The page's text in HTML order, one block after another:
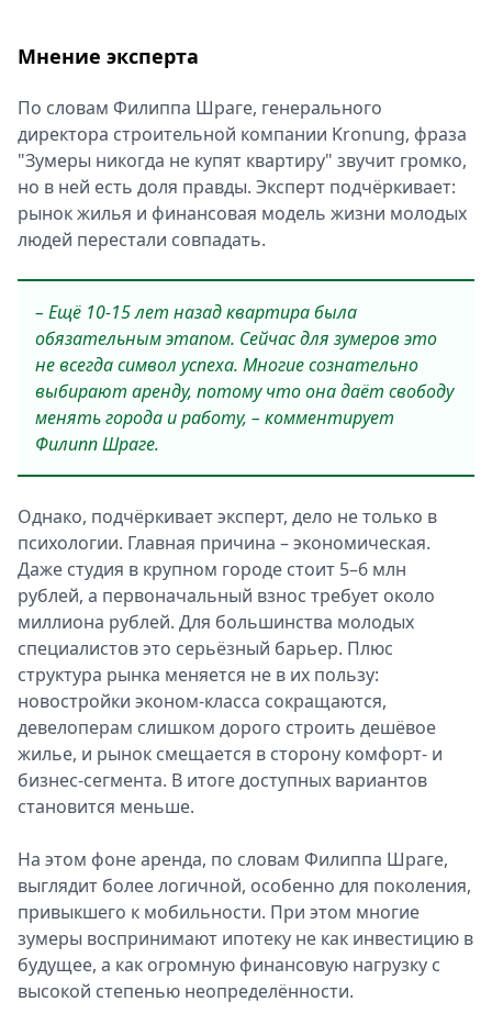
Мнение эксперта
По словам Филиппа Шраге, генерального
директора строительной компании Kronung, фраза
"Зумеры никогда не купят квартиру" звучит громко,
но в ней есть доля правды. Эксперт подчёркивает:
рынок жилья и финансовая модель жизни молодых
людей перестали совпадать.
– Ещё 10-15 лет назад квартира была
обязательным этапом. Сейчас для зумеров это
не всегда символ успеха. Многие сознательно
выбирают аренду, потому что она даёт свободу
менять города и работу, – комментирует
Филипп Шраге.
Однако, подчёркивает эксперт, дело не только в
психологии. Главная причина – экономическая.
Даже студия в крупном городе стоит 5–6 млн
рублей, а первоначальный взнос требует около
миллиона рублей. Для большинства молодых
специалистов это серьёзный барьер. Плюс
структура рынка меняется не в их пользу:
новостройки эконом-класса сокращаются,
девелоперам слишком дорого строить дешёвое
жилье, и рынок смещается в сторону комфорт- и
бизнес-сегмента. В итоге доступных вариантов
становится меньше.
На этом фоне аренда, по словам Филиппа Шраге,
выглядит более логичной, особенно для поколения,
привыкшего к мобильности. При этом многие
зумеры воспринимают ипотеку не как инвестицию в
будущее, а как огромную финансовую нагрузку с
высокой степенью неопределённости.